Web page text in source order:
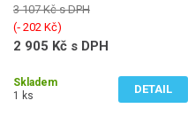
3 107 Kč s DPH
(‐ 202 Kč)
2 905 Kč s DPH
Skladem
1 ks
DETAIL